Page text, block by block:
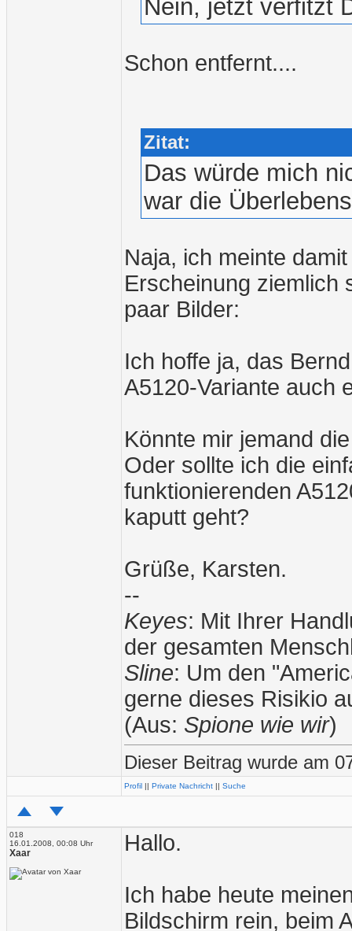
Nein, jetzt verfitzt
Schon entfernt....
Zitat:
Das würde mich
war die
Naja, ich meinte
Erscheinung ziemlich
paar Bilder:
Ich hoffe ja, das
A5120-Variante auch
Könnte mir jemand
Oder sollte ich die
funktionierenden
kaputt geht?
Grüße, Karsten.
--
Keyes: Mit Ihrer
der gesamten
Sline: Um den
gerne dieses Risikio
(Aus: Spione wie wir)
Dieser Beitrag wurde am
Profil || Private Nachricht || Suche
018
16.01.2008, 00:08 Uhr
Xaar Hallo.
Ich habe heute
Bildschirm rein, beim